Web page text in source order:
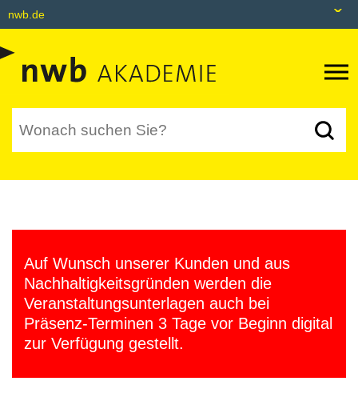
nwb.de
Datenbank
Akademie
tax&bytes
NWB NEO
Auf Wunsch unserer Kunden und aus
Nachhaltigkeitsgründen werden die
Veranstaltungsunterlagen auch bei
Präsenz-Terminen 3 Tage vor Beginn digital
zur Verfügung gestellt.